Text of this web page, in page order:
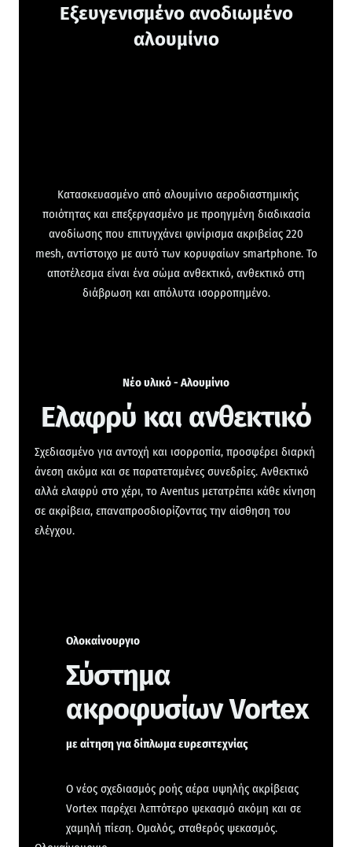
Εξευγενισμένο ανοδιωμένο
αλουμίνιο
Κατασκευασμένο από αλουμίνιο αεροδιαστημικής
ποιότητας και επεξεργασμένο με προηγμένη διαδικασία
ανοδίωσης που επιτυγχάνει φινίρισμα ακριβείας 220
mesh, αντίστοιχο με αυτό των κορυφαίων smartphone. Το
αποτέλεσμα είναι ένα σώμα ανθεκτικό, ανθεκτικό στη
διάβρωση και απόλυτα ισορροπημένο.
Νέο υλικό - Αλουμίνιο
Ελαφρύ και ανθεκτικό
Σχεδιασμένο για αντοχή και ισορροπία, προσφέρει διαρκή
άνεση ακόμα και σε παρατεταμένες συνεδρίες. Ανθεκτικό
αλλά ελαφρύ στο χέρι, το Aventus μετατρέπει κάθε κίνηση
σε ακρίβεια, επαναπροσδιορίζοντας την αίσθηση του
ελέγχου.
Ολοκαίνουργιο
Σύστημα
ακροφυσίων Vortex
με αίτηση για δίπλωμα ευρεσιτεχνίας
Ο νέος σχεδιασμός ροής αέρα υψηλής ακρίβειας
Vortex παρέχει λεπτότερο ψεκασμό ακόμη και σε
χαμηλή πίεση. Ομαλός, σταθερός ψεκασμός.